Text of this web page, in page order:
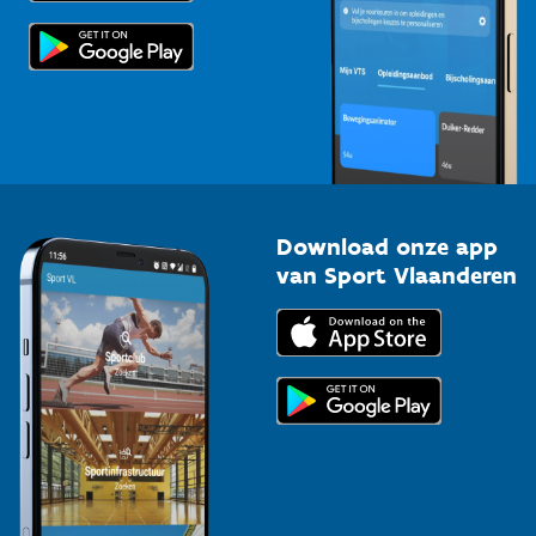
Topsporters
Download onze app
van Sport Vlaanderen